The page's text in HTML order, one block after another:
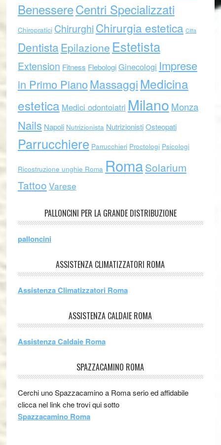
BenessereCentri Specializzati
Chiropratici ChirurghiChirurgia estetica Citta
Dentista Epilazione Estetista
Extension Fitness FlebologiGinecologi Imprese
in Primo PianoMassaggiMedicina
estetica Medici odontoiatri Milano Monza
Nails Napoli Nutrizionista NutrizionistiOsteopati
Parrucchiere Parrucchieri Proctologi Psicologi
Ricostruzione unghie Roma RomaSolarium
Tattoo Varese
PALLONCINI PER LA GRANDE DISTRIBUZIONE
palloncini
ASSISTENZA CLIMATIZZATORI ROMA
Assistenza Climatizzatori Roma
ASSISTENZA CALDAIE ROMA
Assistenza Caldaie Roma
SPAZZACAMINO ROMA
Cerchi uno Spazzacamino a Roma serio ed affidabile
clicca nel link che trovi qui sotto
Spazzacamino Roma